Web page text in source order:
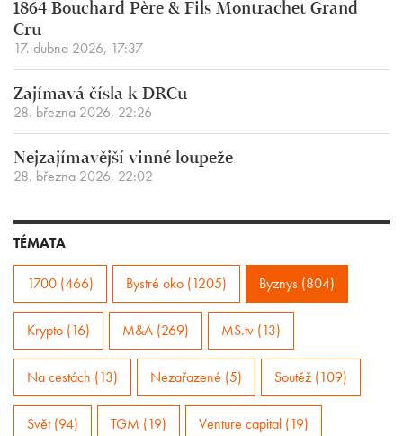
1864 Bouchard Père & Fils Montrachet Grand
Cru
17. dubna 2026, 17:37
Zajímavá čísla k DRCu
28. března 2026, 22:26
Nejzajímavější vinné loupeže
28. března 2026, 22:02
TÉMATA
1700 (466) Bystré oko (1205) Byznys (804)
Krypto (16) M&A (269) MS.tv (13)
Na cestách (13) Nezařazené (5) Soutěž (109)
Svět (94) TGM (19) Venture capital (19)